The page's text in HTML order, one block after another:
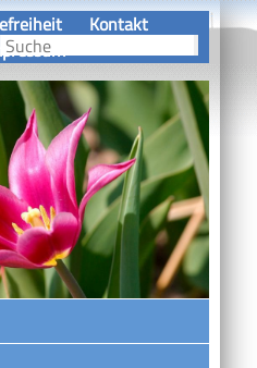
Kontakt